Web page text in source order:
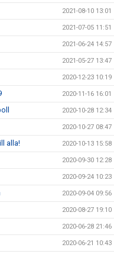
2021-08-10 13:01
2021-07-05 11:51
2021-06-24 14:57
2021-05-27 13:47
2020-12-23 10:19
2020-11-16 16:01
2020-10-28 12:34
2020-10-27 08:47
alla! 2020-10-13 15:58
2020-09-30 12:28
2020-09-24 10:23
2020-09-04 09:56
2020-08-27 19:10
2020-06-28 21:46
2020-06-21 10:43